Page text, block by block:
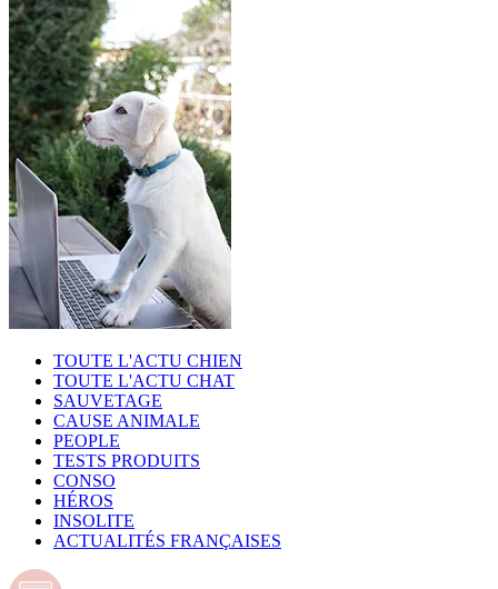
TOUTE L'ACTU CHIEN
TOUTE L'ACTU CHAT
SAUVETAGE
CAUSE ANIMALE
PEOPLE
TESTS PRODUITS
CONSO
HÉROS
INSOLITE
ACTUALITÉS FRANÇAISES